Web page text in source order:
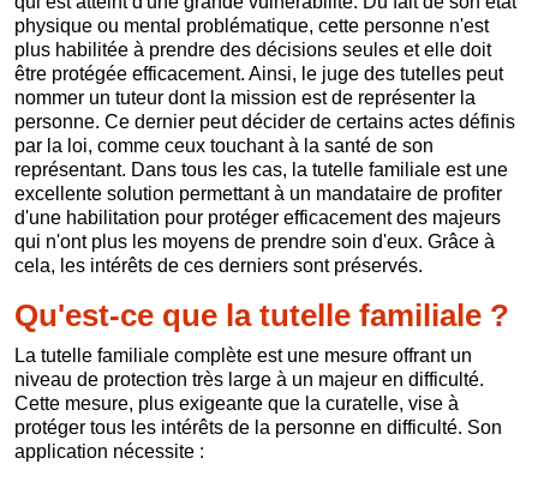
physique ou mental problématique, cette personne n'est
plus habilitée à prendre des décisions seules et elle doit
être protégée efficacement. Ainsi, le juge des tutelles peut
nommer un tuteur dont la mission est de représenter la
personne. Ce dernier peut décider de certains actes définis
par la loi, comme ceux touchant à la santé de son
représentant. Dans tous les cas, la tutelle familiale est une
excellente solution permettant à un mandataire de profiter
d'une habilitation pour protéger efficacement des majeurs
qui n'ont plus les moyens de prendre soin d'eux. Grâce à
cela, les intérêts de ces derniers sont préservés.
Qu'est-ce que la tutelle familiale ?
La tutelle familiale complète est une mesure offrant un
niveau de protection très large à un majeur en difficulté.
Cette mesure, plus exigeante que la curatelle, vise à
protéger tous les intérêts de la personne en difficulté. Son
application nécessite :